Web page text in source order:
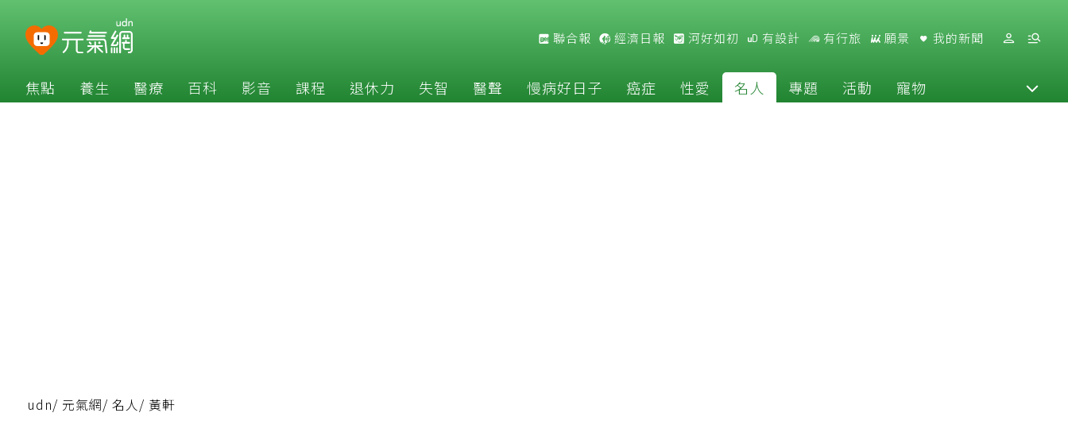
聯合報 經濟日報 河好如初 有設計 有行旅 願景 我的新聞
焦點 養生 醫療 百科 影音 課程 退休力 失智 醫聲 慢病好日子 癌症 性愛 名人 專題 活動 寵物
udn/ 元氣網/ 名人/ 黃軒